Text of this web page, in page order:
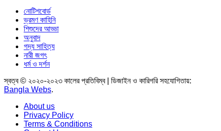
নোটিশবোর্ড
ভ্রমণ কাহিনি
শিশুদের আড্ডা
অনুবাদ
গদ্য সাহিত্য
নারী জগৎ
ধর্ম ও দর্শন
স্বত্ব © ২০২০-২০২৩ কালের প্রতিবিম্ব | ডিজাইন ও কারিগরি সহযোগিতায়:
Bangla Webs.
About us
Privacy Policy
Terms & Conditions